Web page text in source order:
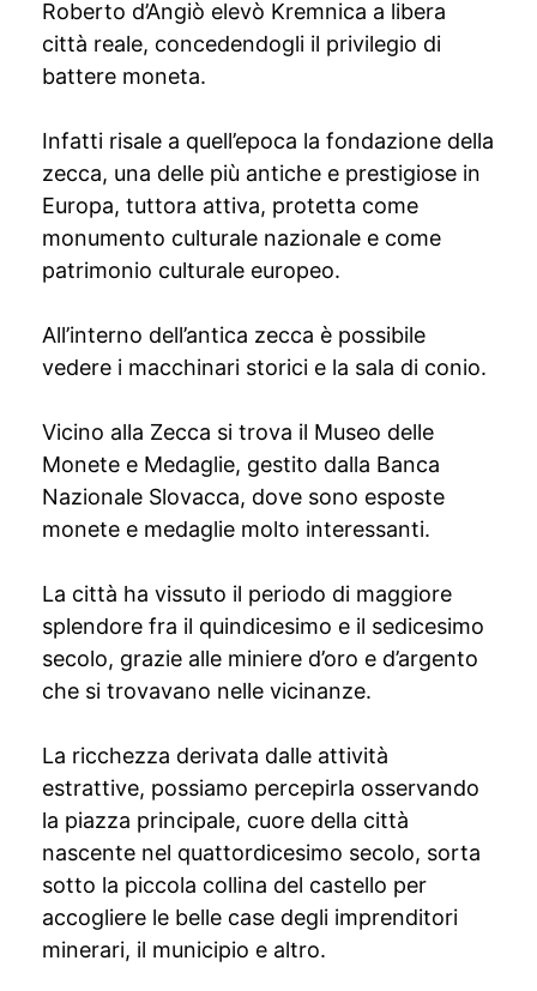
Roberto d’Angiò elevò Kremnica a libera
città reale, concedendogli il privilegio di
battere moneta.
Infatti risale a quell’epoca la fondazione della
zecca, una delle più antiche e prestigiose in
Europa, tuttora attiva, protetta come
monumento culturale nazionale e come
patrimonio culturale europeo.
All’interno dell’antica zecca è possibile
vedere i macchinari storici e la sala di conio.
Vicino alla Zecca si trova il Museo delle
Monete e Medaglie, gestito dalla Banca
Nazionale Slovacca, dove sono esposte
monete e medaglie molto interessanti.
La città ha vissuto il periodo di maggiore
splendore fra il quindicesimo e il sedicesimo
secolo, grazie alle miniere d’oro e d’argento
che si trovavano nelle vicinanze.
La ricchezza derivata dalle attività
estrattive, possiamo percepirla osservando
la piazza principale, cuore della città
nascente nel quattordicesimo secolo, sorta
sotto la piccola collina del castello per
accogliere le belle case degli imprenditori
minerari, il municipio e altro.